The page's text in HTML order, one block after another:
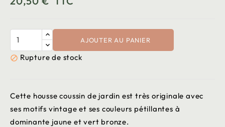
AJOUTER AU PANIER
 Rupture de stock
Cette housse coussin de jardin est très originale avec
ses motifs vintage et ses couleurs pétillantes à
dominante jaune et vert bronze.